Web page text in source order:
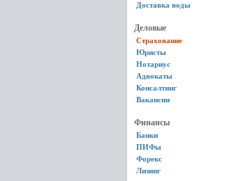
Доставка воды
Деловые
Страхование
Юристы
Нотариус
Адвокаты
Консалтинг
Вакансии
Финансы
Банки
ПИФы
Форекс
Лизинг